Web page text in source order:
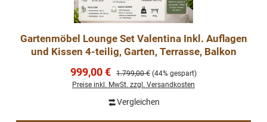
Gartenmöbel Lounge Set Valentina Inkl. Auflagen
und Kissen 4-teilig, Garten, Terrasse, Balkon
Verkaufspreis:
999,00 € Regulärer Preis:
1.799,00 € (44% gespart)
Preise inkl. MwSt. zzgl. Versandkosten
Vergleichen